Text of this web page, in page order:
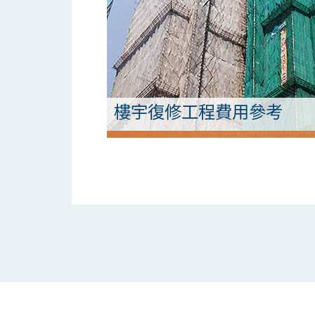
樓宇復修工程費用參考